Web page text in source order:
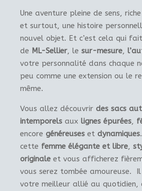
Une aventure pleine de sens, riche
et surtout, une histoire
nouvel objet. Et c’est cela qui
de ML-Sellier, le sur-mesure,
votre personnalité dans chaque
peu comme une extension ou le
même.
Vous allez découvrir des sacs
intemporels aux lignes épurées,
encore généreuses et dynamiques
cette femme élégante et libre,
originale et vous afficherez
vous serez tombée amoureuse.
votre meilleur allié au quotidien,